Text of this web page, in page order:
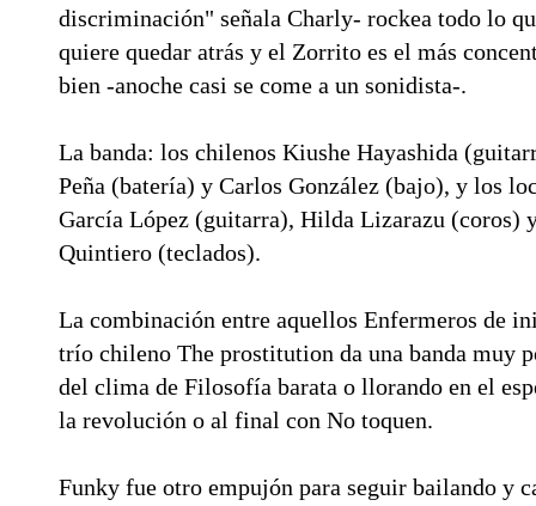
discriminación" señala Charly- rockea todo lo
quiere quedar atrás y el Zorrito es el más
bien -anoche casi se come a un sonidista-.
La banda: los chilenos Kiushe Hayashida
Peña (batería) y Carlos González (bajo), y los
García López (guitarra), Hilda Lizarazu (coros)
Quintiero (teclados).
La combinación entre aquellos Enfermeros de
trío chileno The prostitution da una banda muy
del clima de Filosofía barata o llorando en el
la revolución o al final con No toquen.
Funky fue otro empujón para seguir bailando y